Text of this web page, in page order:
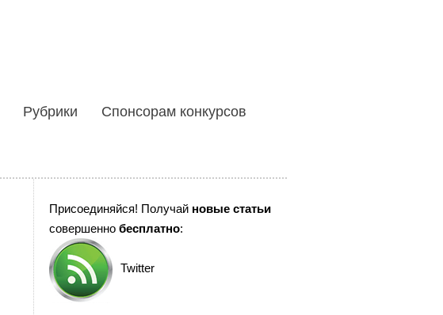
Рубрики Спонсорам конкурсов
Присоединяйся! Получай новые статьи
совершенно бесплатно:
Twitter